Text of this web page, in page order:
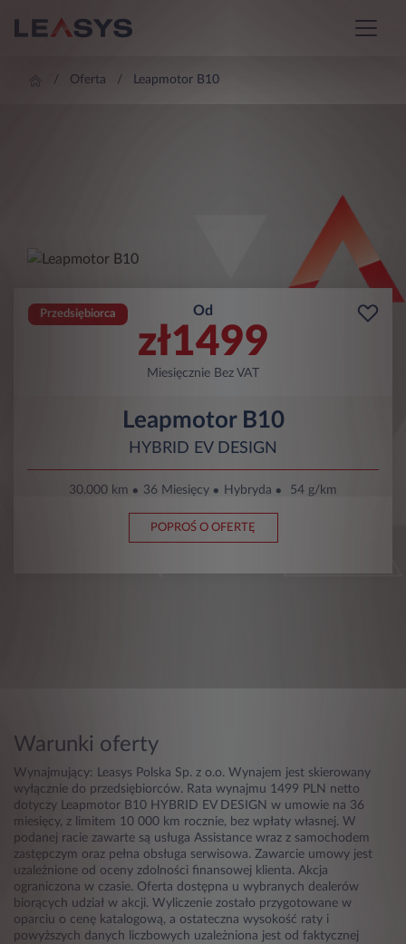
Oferta Leapmotor B10
Przedsiębiorca Od
zł1499
Miesięcznie Bez VAT
Leapmotor B10
HYBRID EV DESIGN
30.000 km 36 Miesięcy Hybryda 54 g/km
POPROŚ O OFERTĘ
Warunki oferty
Wynajmujący: Leasys Polska Sp. z o.o. Wynajem jest skierowany
wyłącznie do przedsiębiorców. Rata wynajmu 1499 PLN netto
dotyczy Leapmotor B10 HYBRID EV DESIGN w umowie na 36
miesięcy, z limitem 10 000 km rocznie, bez wpłaty własnej. W
podanej racie zawarte są usługa Assistance wraz z samochodem
zastępczym oraz pełna obsługa serwisowa. Zawarcie umowy jest
uzależnione od oceny zdolności finansowej klienta. Akcja
ograniczona w czasie. Oferta dostępna u wybranych dealerów
biorących udział w akcji. Wyliczenie zostało przygotowane w
oparciu o cenę katalogową, a ostateczna wysokość raty i
powyższych danych liczbowych uzależniona jest od faktycznej